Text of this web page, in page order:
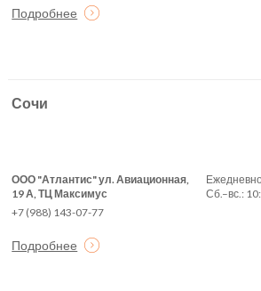
Подробнее
Сочи
ООО "Атлантис" ул. Авиационная,
19 А, ТЦ Максимус
+7 (988) 143-07-77
Подробнее
Сб.–вс.: